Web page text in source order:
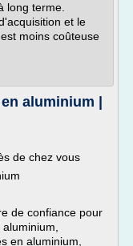
long terme.
et le
moins coûteuse
aluminium |
de chez vous
de confiance pour
en aluminium,